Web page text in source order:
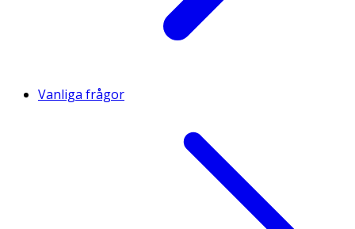
Vanliga frågor